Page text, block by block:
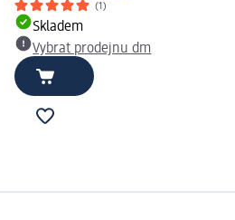
(1)
Skladem
Vybrat prodejnu dm